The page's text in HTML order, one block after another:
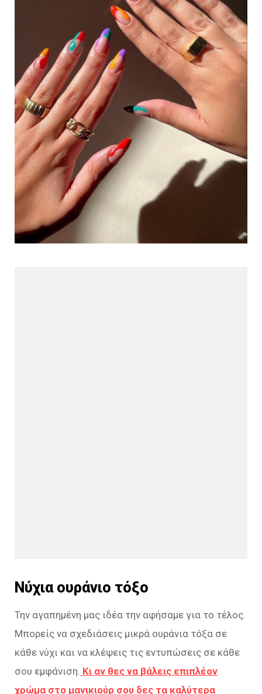
Νύχια ουράνιο τόξο
Την αγαπημένη μας ιδέα την αφήσαμε για το τέλος.
Μπορείς να σχεδιάσεις μικρά ουράνια τόξα σε
κάθε νύχι και να κλέψεις τις εντυπώσεις σε κάθε
σου εμφάνιση. Κι αν θες να βάλεις επιπλέον
χρώμα στο μανικιούρ σου δες τα καλύτερα